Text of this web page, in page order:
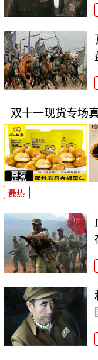
双十一现货专场
最热